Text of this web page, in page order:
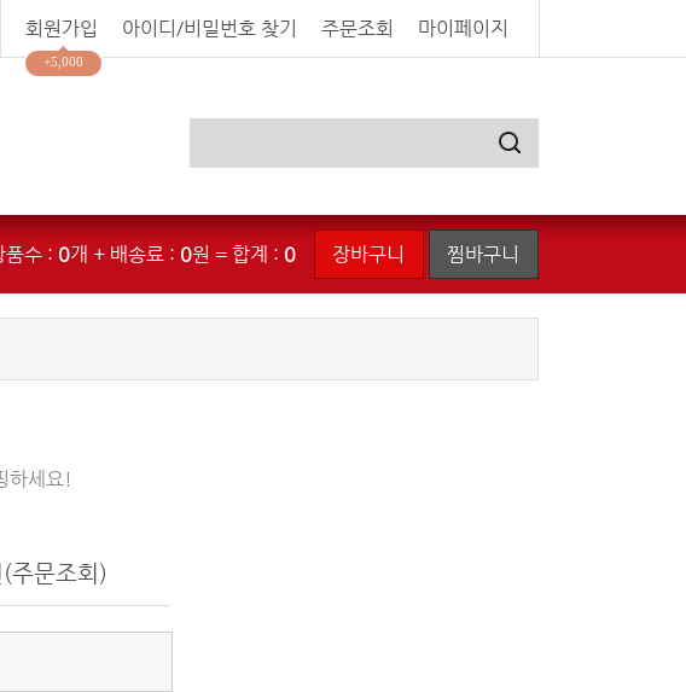
+5,000
회원가입 아이디/비밀번호 찾기 주문조회 마이페이지
품수 : 0개 + 배송료 : 0원 = 합계 : 0 장바구니 찜바구니
하세요!
주문조회)